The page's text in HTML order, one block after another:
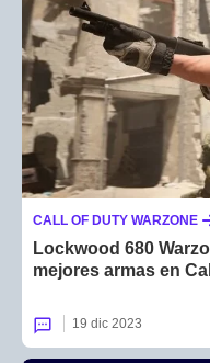
CALL OF DUTY WARZONE
Lockwood 680
mejores armas en
19 dic 2023